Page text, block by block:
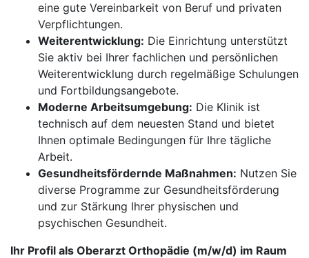
eine gute Vereinbarkeit von Beruf und privaten
Verpflichtungen.
Weiterentwicklung: Die Einrichtung unterstützt
Sie aktiv bei Ihrer fachlichen und persönlichen
Weiterentwicklung durch regelmäßige Schulungen
und Fortbildungsangebote.
Moderne Arbeitsumgebung: Die Klinik ist
technisch auf dem neuesten Stand und bietet
Ihnen optimale Bedingungen für Ihre tägliche
Arbeit.
Gesundheitsfördernde Maßnahmen: Nutzen Sie
diverse Programme zur Gesundheitsförderung
und zur Stärkung Ihrer physischen und
psychischen Gesundheit.
Ihr Profil als Oberarzt Orthopädie (m/w/d) im Raum